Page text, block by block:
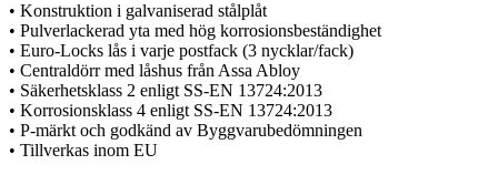
• Konstruktion i galvaniserad stålplåt
• Pulverlackerad yta med hög korrosionsbeständighet
• Euro-Locks lås i varje postfack (3 nycklar/fack)
• Centraldörr med låshus från Assa Abloy
• Säkerhetsklass 2 enligt SS-EN 13724:2013
• Korrosionsklass 4 enligt SS-EN 13724:2013
• P-märkt och godkänd av Byggvarubedömningen
• Tillverkas inom EU